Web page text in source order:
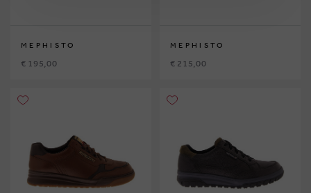
MEPHISTO
€ 195,00
MEPHISTO
€ 215,00